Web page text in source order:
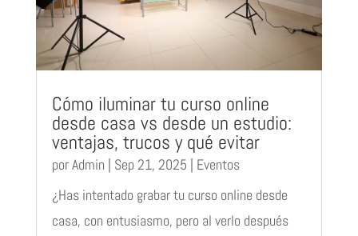
Cómo iluminar tu curso online
desde casa vs desde un estudio:
ventajas, trucos y qué evitar
porAdmin | Sep 21, 2025 | Eventos
¿Has intentado grabar tu curso online desde
casa, con entusiasmo, pero al verlo después